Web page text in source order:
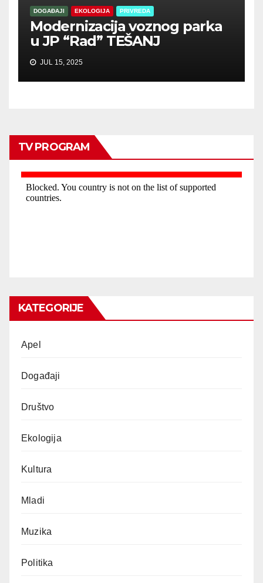
DOGAĐAJI EKOLOGIJA PRIVREDA
Modernizacija voznog parka
u JP “Rad” TEŠANJ
JUL 15, 2025
TV PROGRAM
KATEGORIJE
Apel
Događaji
Društvo
Ekologija
Kultura
Mladi
Muzika
Politika